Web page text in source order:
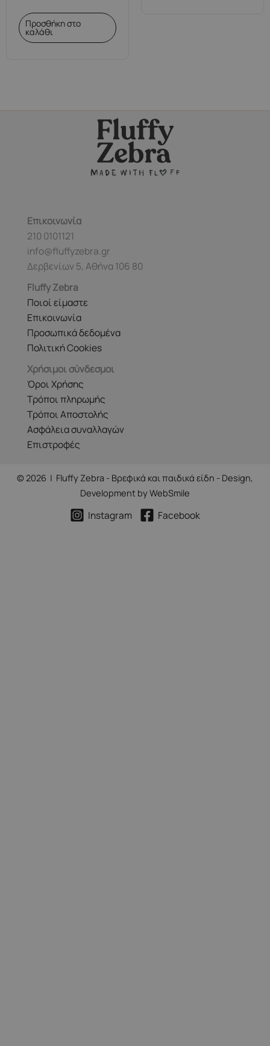
Προσθήκη στο
καλάθι
Επικοινωνία
210 0101121
info@fluffyzebra.gr
Δερβενίων 5, Αθήνα 106 80
Fluffy Zebra
Ποιοί είμαστε
Επικοινωνία
Προσωπικά δεδομένα
Πολιτική Cookies
Χρήσιμοι σύνδεσμοι
Όροι Χρήσης
Τρόποι πληρωμής
Τρόποι Αποστολής
Ασφάλεια συναλλαγών
Επιστροφές
© 2026 | Fluffy Zebra - Βρεφικά και παιδικά είδη - Design,
Development byWebSmile
Instagram Facebook